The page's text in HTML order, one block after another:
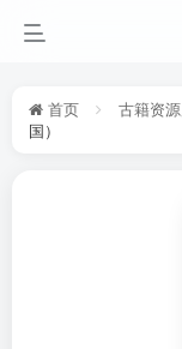
首页 古籍资
国）